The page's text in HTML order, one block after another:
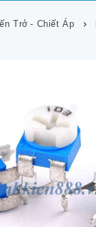
Trở - Chiết Áp